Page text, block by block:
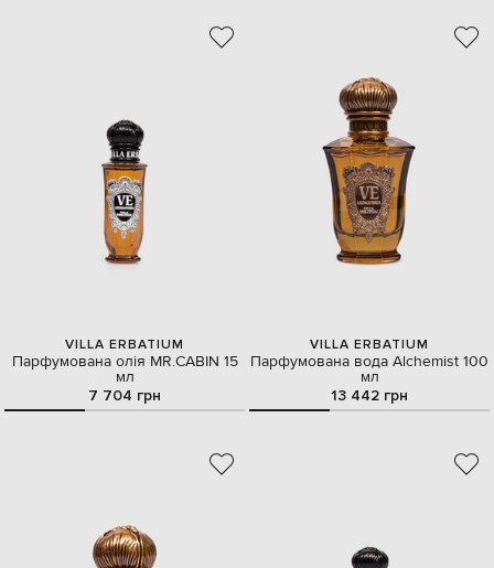
VILLA ERBATIUM
Парфумована олія MR.CABIN 15
мл
7 704 грн
VILLA ERBATIUM
Парфумована вода Alchemist 100
мл
13 442 грн